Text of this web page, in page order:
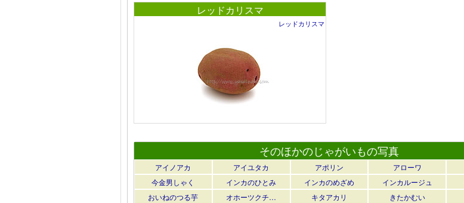
レッドカリスマ
レッドカリスマ
そのほかのじゃがいもの写真
アイノアカ アイユタカ アポリン アローワ
今金男しゃく
インカのひとみ インカのめざめ インカルージュ
おいねのつる芋
オホーツクチ… キタアカリ きたかむい